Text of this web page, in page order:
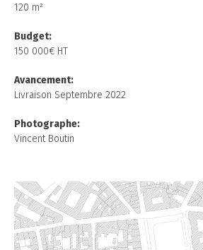
120 m²
Budget:
150 000€ HT
Avancement:
Livraison Septembre 2022
Photographe:
Vincent Boutin